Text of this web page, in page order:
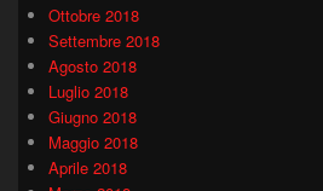
Ottobre 2018
Settembre 2018
Agosto 2018
Luglio 2018
Giugno 2018
Maggio 2018
Aprile 2018